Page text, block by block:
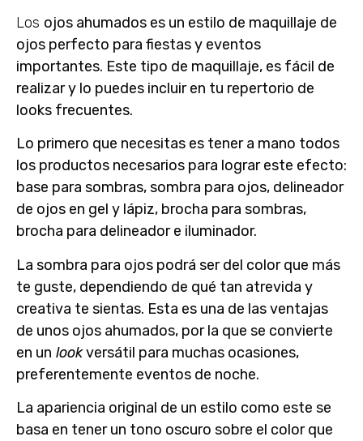
Los ojos ahumados es un estilo de maquillaje de
ojos perfecto para fiestas y eventos
importantes. Este tipo de maquillaje, es fácil de
realizar y lo puedes incluir en tu repertorio de
looks frecuentes.
Lo primero que necesitas es tener a mano todos
los productos necesarios para lograr este efecto:
base para sombras, sombra para ojos, delineador
de ojos en gel y lápiz, brocha para sombras,
brocha para delineador e iluminador.
La sombra para ojos podrá ser del color que más
te guste, dependiendo de qué tan atrevida y
creativa te sientas. Esta es una de las ventajas
de unos ojos ahumados, por la que se convierte
en un lookversátil para muchas ocasiones,
preferentemente eventos de noche.
La apariencia original de un estilo como este se
basa en tener un tono oscuro sobre el color que